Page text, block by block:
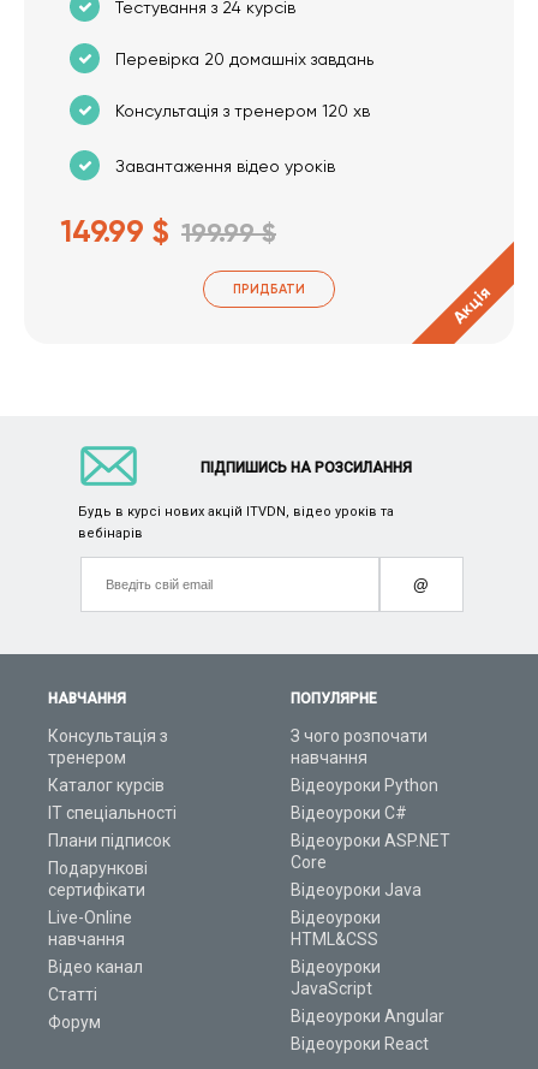
Тестування з 24 курсів
Перевірка 20 домашніх завдань
Консультація з тренером 120 хв
Завантаження відео уроків
149.99 $ 199.99 $
ПРИДБАТИ Акція
НАВЧАННЯ
Консультація з
тренером
Каталог курсів
ІТ спеціальності
Плани підписок
Подарункові
сертифікати
Live-Online
навчання
Відео канал
Статті
Форум
ПОПУЛЯРНЕ
З чого розпочати
навчання
Відеоуроки Python
Відеоуроки C#
Відеоуроки ASP.NET
Core
Відеоуроки Java
Відеоуроки
HTML&CSS
Відеоуроки
JavaScript
Відеоуроки Angular
Відеоуроки React
ПІДПИШИСЬ НА РОЗСИЛАННЯ
Будь в курсі нових акцій ITVDN, відео уроків та
вебінарів
@